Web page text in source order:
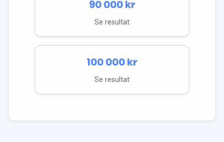
90 000kr
Se resultat
100 000kr
Se resultat